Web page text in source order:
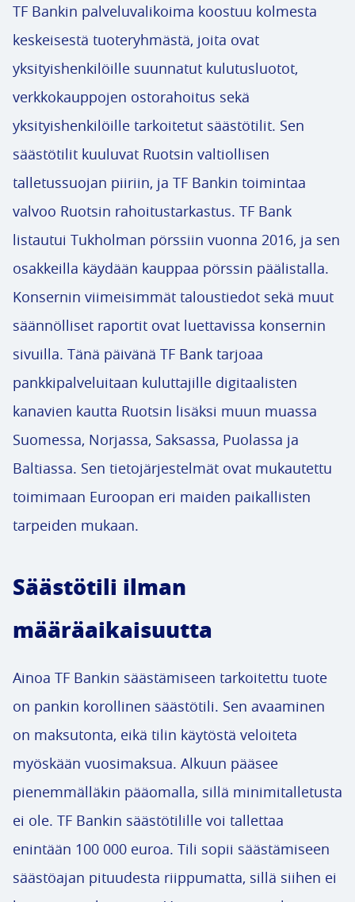
TF Bankin palveluvalikoima koostuu kolmesta
keskeisestä tuoteryhmästä, joita ovat
yksityishenkilöille suunnatut kulutusluotot,
verkkokauppojen ostorahoitus sekä
yksityishenkilöille tarkoitetut säästötilit. Sen
säästötilit kuuluvat Ruotsin valtiollisen
talletussuojan piiriin, ja TF Bankin toimintaa
valvoo Ruotsin rahoitustarkastus. TF Bank
listautui Tukholman pörssiin vuonna 2016, ja sen
osakkeilla käydään kauppaa pörssin päälistalla.
Konsernin viimeisimmät taloustiedot sekä muut
säännölliset raportit ovat luettavissa konsernin
sivuilla. Tänä päivänä TF Bank tarjoaa
pankkipalveluitaan kuluttajille digitaalisten
kanavien kautta Ruotsin lisäksi muun muassa
Suomessa, Norjassa, Saksassa, Puolassa ja
Baltiassa. Sen tietojärjestelmät ovat mukautettu
toimimaan Euroopan eri maiden paikallisten
tarpeiden mukaan.
Säästötili ilman
määräaikaisuutta
Ainoa TF Bankin säästämiseen tarkoitettu tuote
on pankin korollinen säästötili. Sen avaaminen
on maksutonta, eikä tilin käytöstä veloiteta
myöskään vuosimaksua. Alkuun pääsee
pienemmälläkin pääomalla, sillä minimitalletusta
ei ole. TF Bankin säästötilille voi tallettaa
enintään 100 000 euroa. Tili sopii säästämiseen
säästöajan pituudesta riippumatta, sillä siihen ei